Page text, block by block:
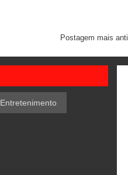
Postagem mais
Entretenimento